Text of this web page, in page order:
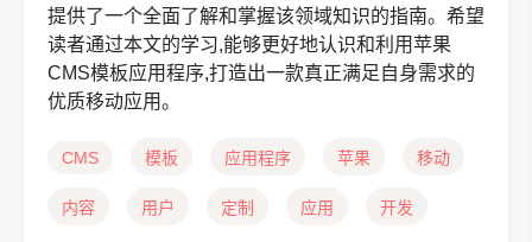
提供了一个全面了解和掌握该领域知识的指南。希望
读者通过本文的学习,能够更好地认识和利用苹果
CMS模板应用程序,打造出一款真正满足自身需求的
优质移动应用。
CMS 模板 应用程序 苹果 移动
内容 用户 定制 应用 开发